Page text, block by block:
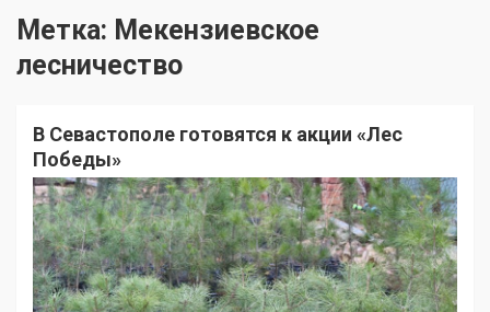
Метка: Мекензиевское
лесничество
В Севастополе готовятся к акции «Лес
Победы»